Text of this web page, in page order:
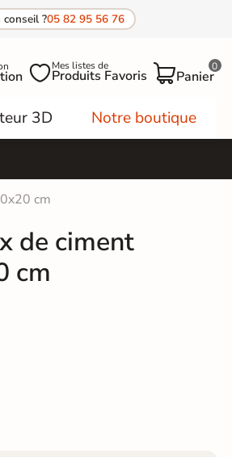
conseil ?05 82 95 56 76
Mes listes de
Produits Favoris Panier
0
3D Notre boutique
cm
de ciment
cm